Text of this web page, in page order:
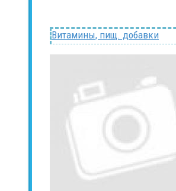
Витамины, пищ. добавки